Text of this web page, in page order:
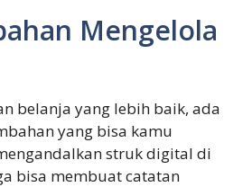
Mengelola
belanja yang lebih baik, ada
yang bisa kamu
struk digital di
bisa membuat catatan